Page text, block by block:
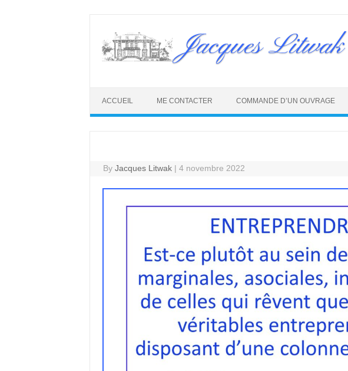
content
Jacques Litwak
ACCUEIL ME CONTACTER COMMANDE D’UN OUVRAGE
ByJacques Litwak | 4 novembre 2022